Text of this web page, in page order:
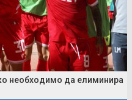
необходимо да елиминира